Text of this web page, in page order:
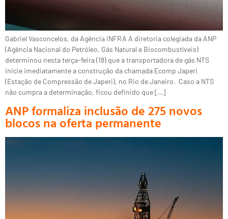
Gabriel Vasconcelos, da Agência iNFRA A diretoria colegiada da ANP
(Agência Nacional do Petróleo, Gás Natural e Biocombustíveis)
determinou nesta terça-feira (18) que a transportadora de gás NTS
inicie imediatamente a construção da chamada Ecomp Japeri
(Estação de Compressão de Japeri), no Rio de Janeiro. Caso a NTS
não cumpra a determinação, ficou definido que […]
ANP formaliza inclusão de 275 novos
blocos na oferta permanente